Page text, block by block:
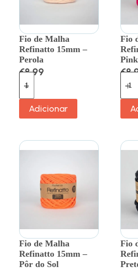
Fio de Malha
Refinatto 15mm –
Perola
€8.99
Adicionar
Fio
Pink
€
Fio de Malha
Refinatto 15mm –
Pôr do Sol
Fio